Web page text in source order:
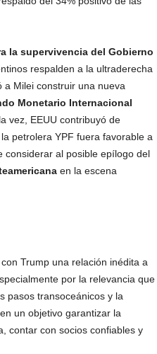
la supervivencia del Gobierno
respalden a la ultraderecha
Milei construir una nueva
Monetario Internacional
vez, EEUU contribuyó de
petrolera YPF fuera favorable a
considerar al posible epílogo del
en la escena
con Trump una relación inédita a
por la relevancia que
pasos transoceánicos y la
un objetivo garantizar la
contar con socios confiables y